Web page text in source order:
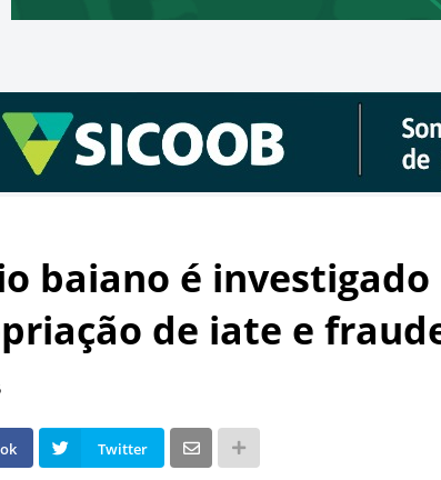
baiano é investigado
de iate e
Twitter